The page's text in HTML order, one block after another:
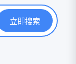
立即搜索